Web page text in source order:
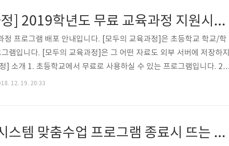
[모두의 교육과정] 2019학년도 무료 교육과정 지원시스템 배포 안내
정 프로그램 배포 안내입니다. [모두의 교육과정]은 초등학교 학교/학
램입니다. [모두의 교육과정]은 그 어떤 자료도 외부 서버에 저장하지
] 소개 1. 초등학교에서 무료로 사용하실 수 있는 프로그램입니다. 2.
과정 운영을 위한 편리한 교육과정 지원시스템 3. 선생님들의 학급 업
12. 19. 20:33
교육과정 지원시스템 맞춤수업 프로그램 종료시 뜨는 알림창 해결하기